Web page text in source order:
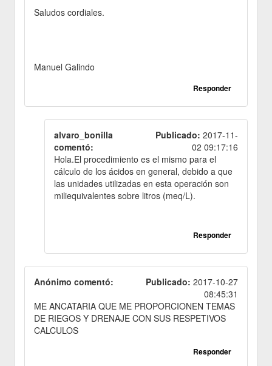
Saludos cordiales.
Manuel Galindo
Responder
alvaro_bonilla
comentó:
Publicado: 2017-11-
02 09:17:16
Hola.El procedimiento es el mismo para el
cálculo de los ácidos en general, debido a que
las unidades utilizadas en esta operación son
miliequivalentes sobre litros (meq/L).
Responder
Anónimo comentó: Publicado: 2017-10-27
08:45:31
ME ANCATARIA QUE ME PROPORCIONEN TEMAS
DE RIEGOS Y DRENAJE CON SUS RESPETIVOS
CALCULOS
Responder